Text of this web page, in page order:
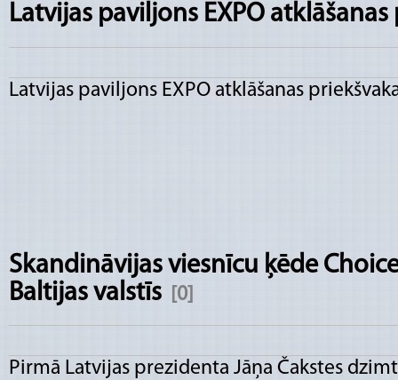
Latvijas paviljons EXPO
Latvijas paviljons EXPO atklāšanas
Skandināvijas viesnīcu ķēde
Baltijas valstīs
[0]
Pirmā Latvijas prezidenta Jāņa Čakstes